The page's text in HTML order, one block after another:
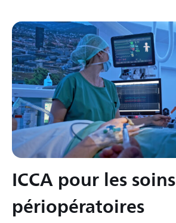
ICCA pour les soins
périopératoires